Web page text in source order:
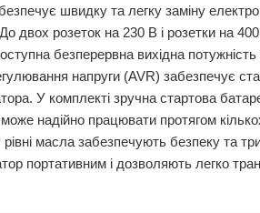
швидку та легку заміну
двох розеток на 230 В і розетки на
безперервна вихідна
напруги (AVR) забезпечує
У комплекті зручна стартова
надійно працювати протягом
масла забезпечують безпеку та
портативним і дозволяють легко